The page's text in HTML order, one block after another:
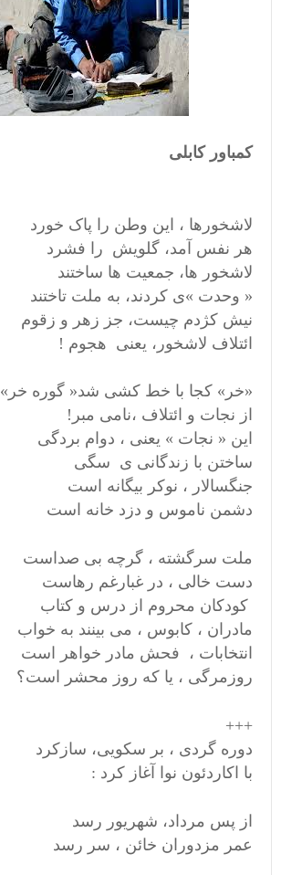
کمباور کابلی
لاشخورها ، این وطن را پاک خورد
هر نفس آمد، گلویش را فشرد
لاشخور ها، جمعیت ها ساختند
« وحدت »ی کردند، به ملت تاختند
نیش کژدم چیست، جز زهر و زقوم
ائتلاف لاشخور، یعنی هجوم !
«خر» کجا با خط کشی شد« گوره خر»
از نجات و ائتلاف ،نامی مبر!
این « نجات » یعنی ، دوام بردگی
ساختن با زندگانی ی سگی
جنگسالار ، نوکر بیگانه است
دشمن ناموس و دزد خانه است
ملت سرگشته ، گرچه بی صداست
دست خالی ، در غبارغم رهاست
کودکان محروم از درس و کتاب
مادران ، کابوس ، می بینند به خواب
انتخابات ، فحش مادر خواهر است
روزمرگی ، یا که روز محشر است؟
+++
دوره گردی ، بر سکویی، سازکرد
با اکاردئون نوا آغاز کرد :
از پس مرداد، شهریور رسد
عمر مزدوران خائن ، سر رسد